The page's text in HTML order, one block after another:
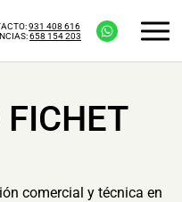
931 408 616
658 154 203
FICHET
comercial y técnica en